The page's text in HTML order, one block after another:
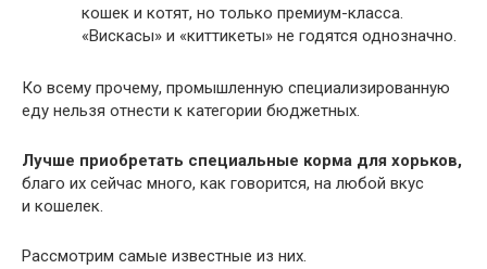
кошек и котят, но только премиум-класса.
«Вискасы» и «киттикеты» не годятся однозначно.
Ко всему прочему, промышленную специализированную
еду нельзя отнести к категории бюджетных.
Лучше приобретать специальные корма для хорьков,
благо их сейчас много, как говорится, на любой вкус
и кошелек.
Рассмотрим самые известные из них.